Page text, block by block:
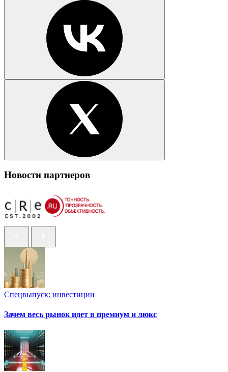
Новости партнеров
Спецвыпуск: инвестиции
Зачем весь рынок идет в премиум и люкс